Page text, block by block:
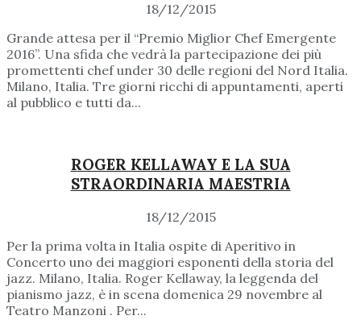
18/12/2015
Grande attesa per il “Premio Miglior Chef Emergente
2016”. Una sfida che vedrà la partecipazione dei più
promettenti chef under 30 delle regioni del Nord Italia.
Milano, Italia. Tre giorni ricchi di appuntamenti, aperti
al pubblico e tutti da...
ROGER KELLAWAY E LA SUA
STRAORDINARIA MAESTRIA
18/12/2015
Per la prima volta in Italia ospite di Aperitivo in
Concerto uno dei maggiori esponenti della storia del
jazz. Milano, Italia. Roger Kellaway, la leggenda del
pianismo jazz, è in scena domenica 29 novembre al
Teatro Manzoni . Per...